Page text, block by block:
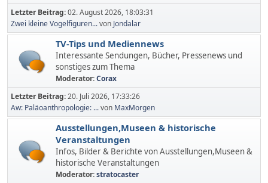
Letzter Beitrag:02. August 2026, 18:03:31
Zwei kleine Vogelfiguren...von Jondalar
TV-Tips und Mediennews
Interessante Sendungen, Bücher, Pressenews und
sonstiges zum Thema
Moderator:Corax
Letzter Beitrag:20. Juli 2026, 17:33:26
Aw: Paläoanthropologie: ...von MaxMorgen
Ausstellungen,Museen & historische
Veranstaltungen
Infos, Bilder & Berichte von Ausstellungen,Museen &
historische Veranstaltungen
Moderator:stratocaster